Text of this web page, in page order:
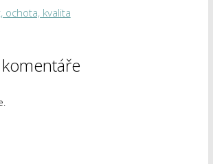
ochota, kvalita